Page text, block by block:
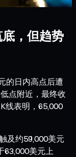
，但趋势
的日内高点后遭
点附近，最终收
线表明，65,000
及约59,000美元
63,000美元上